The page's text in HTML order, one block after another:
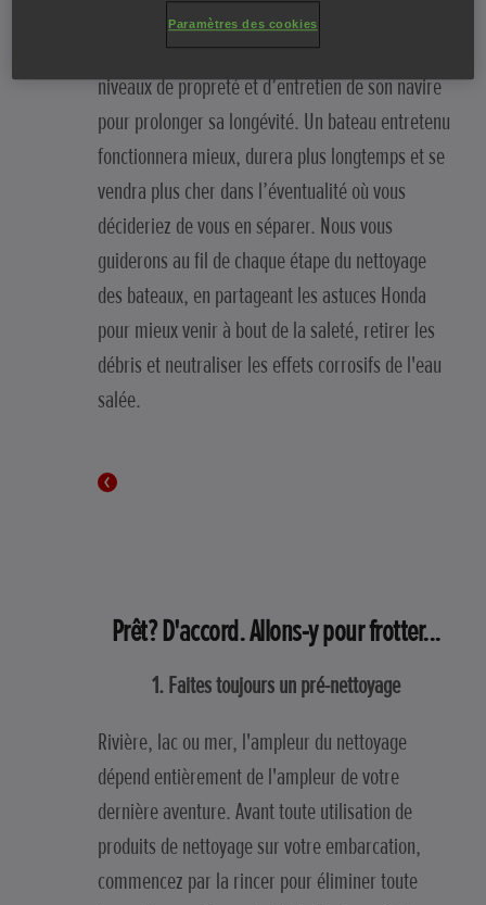
un bateau étincelant dans des eaux tout aussi
scintillantes. Il est important de maintenir les
niveaux de propreté et d’entretien de son navire
pour prolonger sa longévité. Un bateau entretenu
fonctionnera mieux, durera plus longtemps et se
vendra plus cher dans l’éventualité où vous
décideriez de vous en séparer. Nous vous
guiderons au fil de chaque étape du nettoyage
des bateaux, en partageant les astuces Honda
pour mieux venir à bout de la saleté, retirer les
débris et neutraliser les effets corrosifs de l'eau
salée.
Prêt? D'accord. Allons-y pour frotter...
1. Faites toujours un pré-nettoyage
Rivière, lac ou mer, l'ampleur du nettoyage
dépend entièrement de l'ampleur de votre
dernière aventure. Avant toute utilisation de
produits de nettoyage sur votre embarcation,
commencez par la rincer pour éliminer toute
Paramètres des cookies